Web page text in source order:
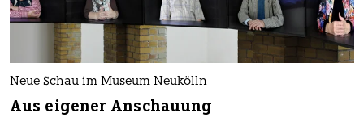
Neue Schau im Museum Neukölln
Aus eigener Anschauung